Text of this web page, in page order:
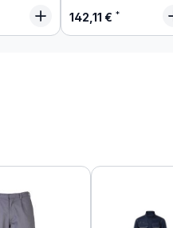
Regulärer Preis:
142,11 €